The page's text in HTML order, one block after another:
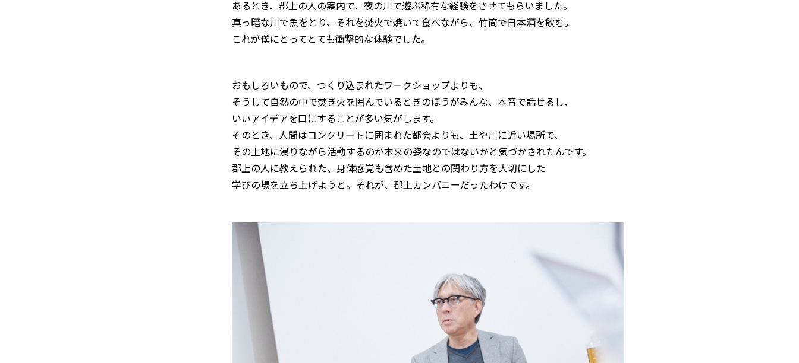
あるとき、郡上の人の案内で、夜の川で遊ぶ稀有な経験をさせてもらいました。
真っ暗な川で魚をとり、それを焚火で焼いて食べながら、竹筒で日本酒を飲む。
これが僕にとってとても衝撃的な体験でした。
おもしろいもので、つくり込まれたワークショップよりも、
そうして自然の中で焚き火を囲んでいるときのほうがみんな、本音で話せるし、
いいアイデアを口にすることが多い気がします。
そのとき、人間はコンクリートに囲まれた都会よりも、土や川に近い場所で、
その土地に浸りながら活動するのが本来の姿なのではないかと気づかされたんです。
郡上の人に教えられた、身体感覚も含めた土地との関わり方を大切にした
学びの場を立ち上げようと。それが、郡上カンパニーだったわけです。